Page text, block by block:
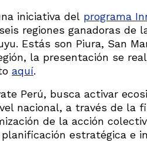
iniciativa del programa
regiones ganadoras
Estás son Piura, San
la presentación se
aquí.
Perú, busca activar
nacional, a través de la
de la acción
estratégica e